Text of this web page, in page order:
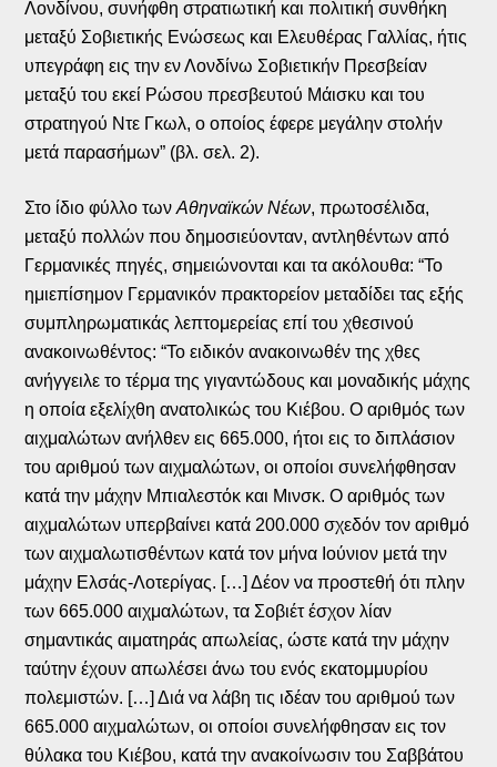
Λονδίνου, συνήφθη στρατιωτική και πολιτική συνθήκη
μεταξύ Σοβιετικής Ενώσεως και Ελευθέρας Γαλλίας, ήτις
υπεγράφη εις την εν Λονδίνω Σοβιετικήν Πρεσβείαν
μεταξύ του εκεί Ρώσου πρεσβευτού Μάισκυ και του
στρατηγού Ντε Γκωλ, ο οποίος έφερε μεγάλην στολήν
μετά παρασήμων” (βλ. σελ. 2).
Στο ίδιο φύλλο τωνΑθηναϊκών Νέων, πρωτοσέλιδα,
μεταξύ πολλών που δημοσιεύονταν, αντληθέντων από
Γερμανικές πηγές, σημειώνονται και τα ακόλουθα: “Το
ημιεπίσημον Γερμανικόν πρακτορείον μεταδίδει τας εξής
συμπληρωματικάς λεπτομερείας επί του χθεσινού
ανακοινωθέντος: “Το ειδικόν ανακοινωθέν της χθες
ανήγγειλε το τέρμα της γιγαντώδους και μοναδικής μάχης
η οποία εξελίχθη ανατολικώς του Κιέβου. Ο αριθμός των
αιχμαλώτων ανήλθεν εις 665.000, ήτοι εις το διπλάσιον
του αριθμού των αιχμαλώτων, οι οποίοι συνελήφθησαν
κατά την μάχην Μπιαλεστόκ και Μινσκ. Ο αριθμός των
αιχμαλώτων υπερβαίνει κατά 200.000 σχεδόν τον αριθμό
των αιχμαλωτισθέντων κατά τον μήνα Ιούνιον μετά την
μάχην Ελσάς-Λοτερίγας. […] Δέον να προστεθή ότι πλην
των 665.000 αιχμαλώτων, τα Σοβιέτ έσχον λίαν
σημαντικάς αιματηράς απωλείας, ώστε κατά την μάχην
ταύτην έχουν απωλέσει άνω του ενός εκατομμυρίου
πολεμιστών. […] Διά να λάβη τις ιδέαν του αριθμού των
665.000 αιχμαλώτων, οι οποίοι συνελήφθησαν εις τον
θύλακα του Κιέβου, κατά την ανακοίνωσιν του Σαββάτου